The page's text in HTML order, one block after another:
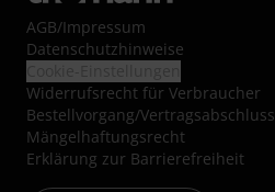
AGB/Impressum
Datenschutzhinweise
Widerrufsrecht für Verbraucher
Bestellvorgang/Vertragsabschluss
Mängelhaftungsrecht
Erklärung zur Barrierefreiheit